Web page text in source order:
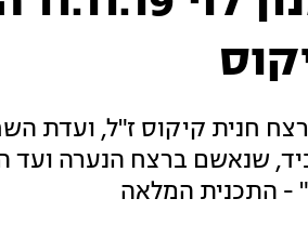
רצח חנית קיקוס ז"ל, ועדת
שנאשם ברצח הנערה ועד
- התכנית המלאה